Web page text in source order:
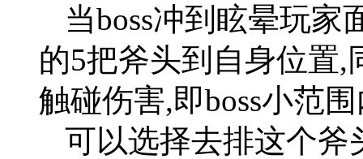
当boss冲到眩晕玩家
的5把斧头到自身位置
触碰伤害,即boss小范
可以选择去排这个斧